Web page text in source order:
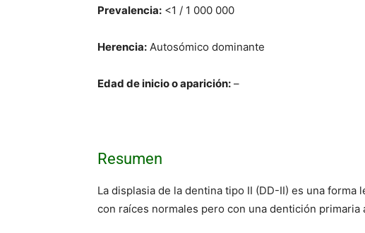
Prevalencia: <1 / 1 000 000
Herencia: Autosómico dominante
Edad de inicio o aparición: –
Resumen
La displasia de la dentina tipo II (DD-II) es una
con raíces normales pero con una dentición primaria